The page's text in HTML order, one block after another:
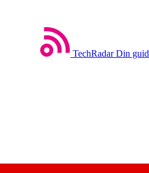
TechRadar Din